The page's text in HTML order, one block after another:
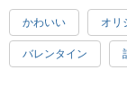
初心者の方でも作り
戦！かわいい オリ
バレンタイン